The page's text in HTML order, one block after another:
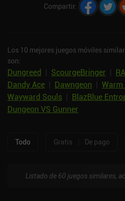
Compartir:
Los 10 mejores juegos móviles
son:
Dungreed ScourgeBringer
Dandy Ace
Dawngeon
Wayward Souls
BlazBlue
Dungeon VS Gunner
Todo Gratis De pago
Listado de 60 juegos similares,